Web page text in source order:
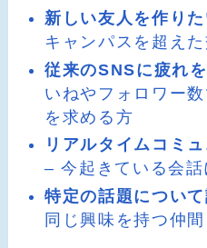
新しい友人を作り
キャンパスを超え
従来のSNSに疲れ
いねやフォロワー
を求める方
リアルタイムコミ
– 今起きている会
特定の話題につい
同じ興味を持つ仲